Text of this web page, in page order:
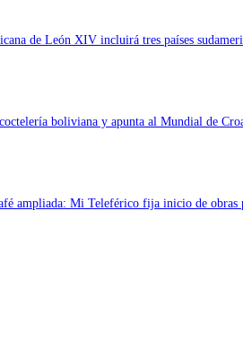
de León XIV incluirá tres países
boliviana y apunta al Mundial de
ampliada: Mi Teleférico fija inicio de obras